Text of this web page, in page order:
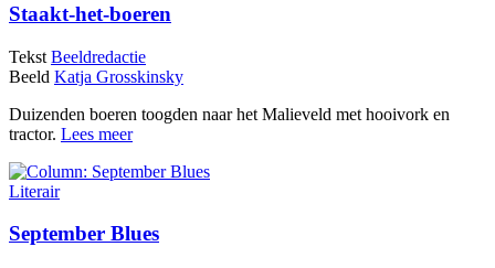
Staakt-het-boeren
Tekst Beeldredactie
Beeld Katja Grosskinsky
Duizenden boeren toogden naar het Malieveld met hooivork en
tractor. Lees meer
Literair
September Blues